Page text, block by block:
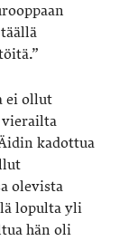
ei ollut
vierailta
kadottua
olevista
lopulta yli
hän oli